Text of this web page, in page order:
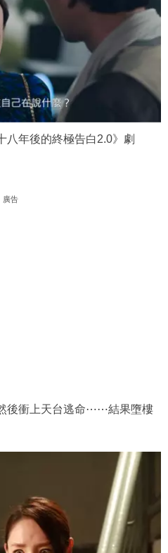
八年後的終極告白2.0》劇
廣告
後衝上天台逃命⋯⋯結果墮樓